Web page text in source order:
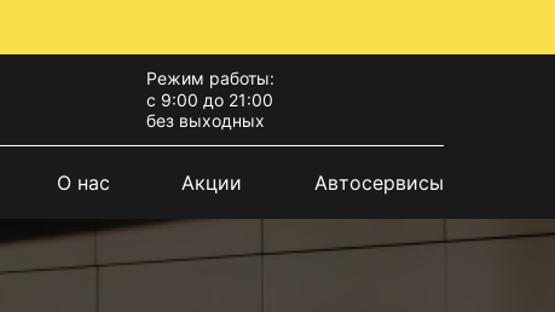
Режим работы:
с 9:00 до 21:00
без выходных
О нас Акции Автосервисы